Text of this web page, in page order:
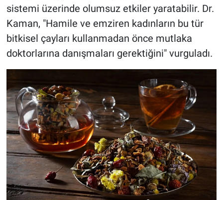
sistemi üzerinde olumsuz etkiler yaratabilir. Dr.
Kaman, "Hamile ve emziren kadınların bu tür
bitkisel çayları kullanmadan önce mutlaka
doktorlarına danışmaları gerektiğini" vurguladı.